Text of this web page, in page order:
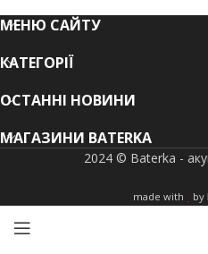
МЕНЮ САЙТУ
КАТЕГОРІЇ
ОСТАННІ НОВИНИ
МАГАЗИНИ BATERKA
2024 © Baterka -
made with by